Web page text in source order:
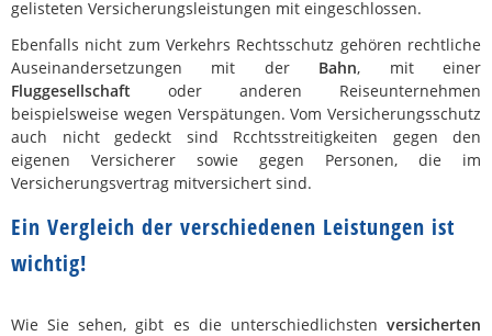
gelisteten Versicherungsleistungen mit eingeschlossen.
Ebenfalls nicht zum Verkehrs Rechtsschutz gehören rechtliche
Auseinandersetzungen mit der Bahn, mit einer
Fluggesellschaft oder anderen Reiseunternehmen
beispielsweise wegen Verspätungen. Vom Versicherungsschutz
auch nicht gedeckt sind Rcchtsstreitigkeiten gegen den
eigenen Versicherer sowie gegen Personen, die im
Versicherungsvertrag mitversichert sind.
Ein Vergleich der verschiedenen Leistungen ist
wichtig!
Wie Sie sehen, gibt es die unterschiedlichsten versicherten